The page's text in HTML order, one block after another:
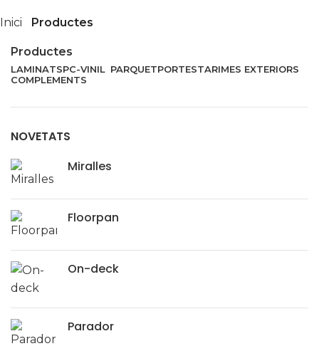
Inici Productes
Productes
LAMINATSPC-VINIL PARQUETPORTESTARIMES EXTERIORS
COMPLEMENTS
NOVETATS
Miralles
Floorpan
On-deck
Parador